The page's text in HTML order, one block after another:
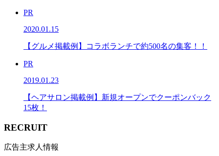
PR
2020.01.15
【グルメ掲載例】コラボランチで約500名の集客！！
PR
2019.01.23
【ヘアサロン掲載例】新規オープンでクーポンバック
15枚！
RECRUIT
広告主求人情報